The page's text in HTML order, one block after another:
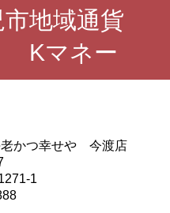
地域通貨
ネー
老かつ幸せや 今渡店
1